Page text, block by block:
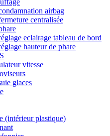
airbag
centralisée
eclairage tableau de bord
hauteur de phare
vitesse
glaces
(intérieur plastique)